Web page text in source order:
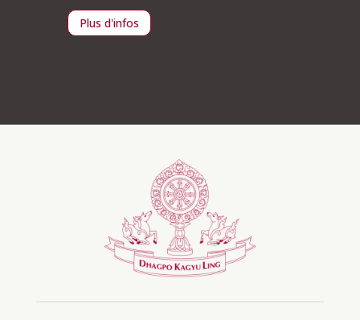
Plus d'infos